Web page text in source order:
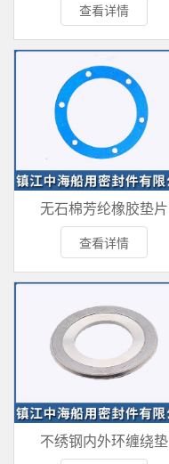
查看详情
无石棉芳纶橡胶垫片
查看详情
不绣钢内外环缠绕垫